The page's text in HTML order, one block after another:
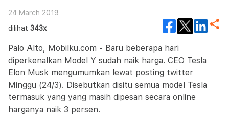
24 March 2019
dilihat 343x
Palo Alto, Mobilku.com - Baru beberapa hari
diperkenalkan Model Y sudah naik harga. CEO Tesla
Elon Musk mengumumkan lewat posting twitter
Minggu (24/3). Disebutkan disitu semua model Tesla
termasuk yang yang masih dipesan secara online
harganya naik 3 persen.